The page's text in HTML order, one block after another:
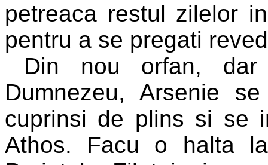
petreaca restul zilelor
pentru a se pregati
Din nou orfan,
Dumnezeu, Arsenie
cuprinsi de plins si se
Athos. Facu o halta